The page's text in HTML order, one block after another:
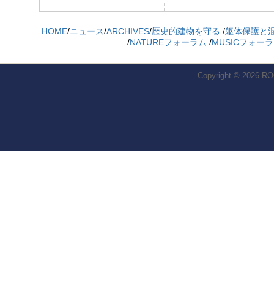
HOME/ニュース/ARCHIVES/歴史的建物を守る /躯体保護と
/NATUREフォーラム /MUSICフォー
Copyright © 2026